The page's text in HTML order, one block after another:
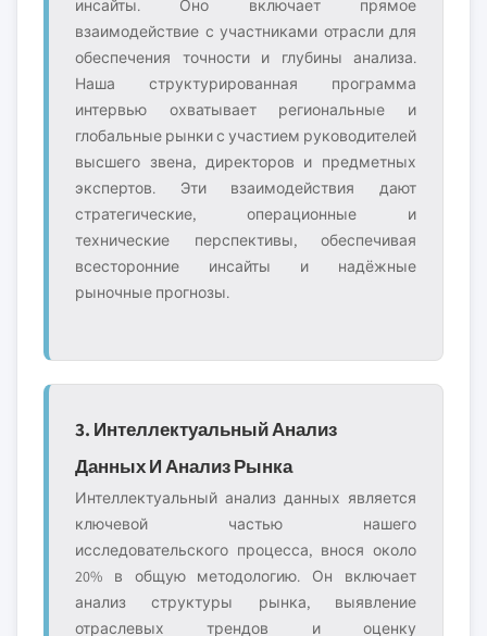
инсайты. Оно включает прямое
взаимодействие с участниками отрасли для
обеспечения точности и глубины анализа.
Наша структурированная программа
интервью охватывает региональные и
глобальные рынки с участием руководителей
высшего звена, директоров и предметных
экспертов. Эти взаимодействия дают
стратегические, операционные и
технические перспективы, обеспечивая
всесторонние инсайты и надёжные
рыночные прогнозы.
3. Интеллектуальный Анализ
Данных И Анализ Рынка
Интеллектуальный анализ данных является
ключевой частью нашего
исследовательского процесса, внося около
20% в общую методологию. Он включает
анализ структуры рынка, выявление
отраслевых трендов и оценку